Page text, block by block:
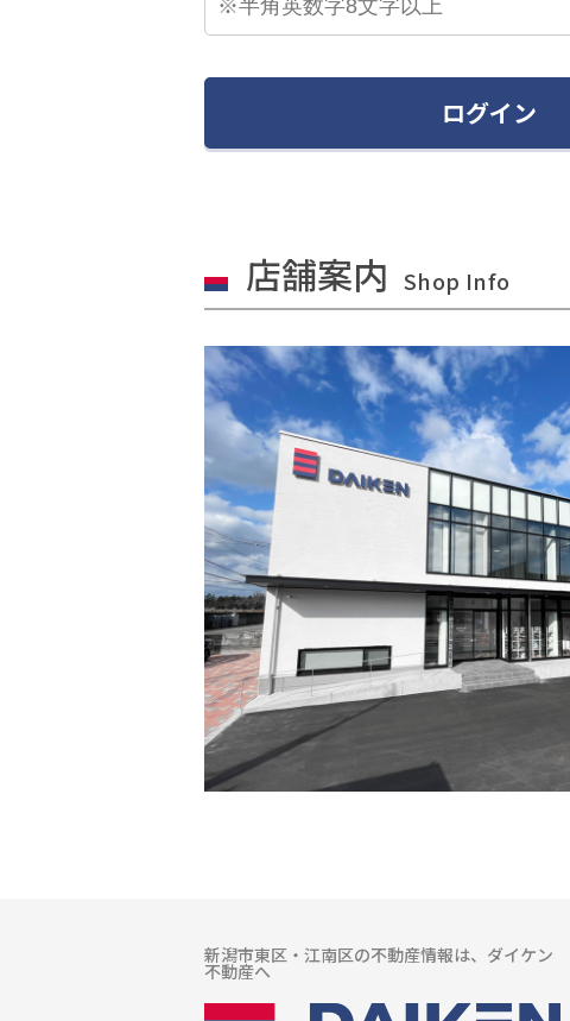
ログイン
店舗案内 Shop Info
新潟市東区・江南区の不動産情報は、ダイケン
不動産へ